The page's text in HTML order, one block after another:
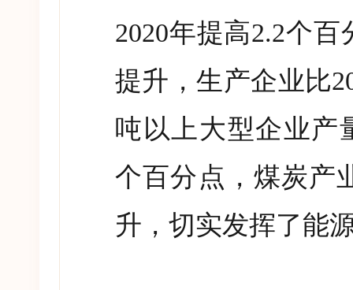
2020年提高2.2个百
提升，生产企业比
吨以上大型企业产
个百分点，煤炭产
升，切实发挥了能